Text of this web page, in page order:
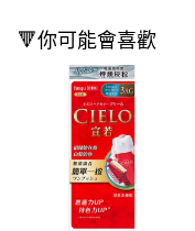
結帳頁面，進行簡訊認證並
２．訂單成立數日內，您將
３．收到繳費通知簡訊後
ATM／網路銀行／等多元方
※ 請注意：結帳手續完成
購買商品的店家。未經商家
後付繳納相關費用。
※ 交易是否成功請以「
是否繳費成功／繳費後需
客戶支援中心」 https://
付款後全家取貨
萊爾富取貨付款
每筆NT$65，滿
付款後萊爾富取貨
每筆NT$65，滿
🔻你可能會喜歡